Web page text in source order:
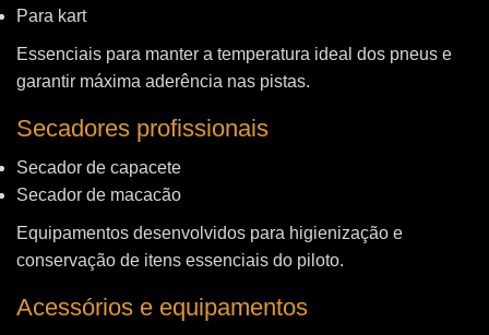
Para kart
Essenciais para manter a temperatura ideal dos pneus e
garantir máxima aderência nas pistas.
Secadores profissionais
Secador de capacete
Secador de macacão
Equipamentos desenvolvidos para higienização e
conservação de itens essenciais do piloto.
Acessórios e equipamentos